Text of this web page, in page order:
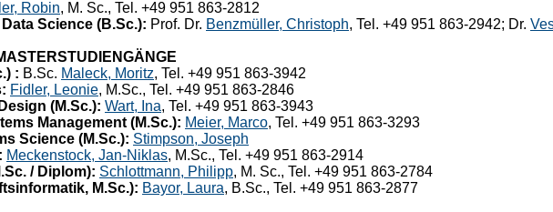
Robin, M. Sc., Tel. +49 951 863-2812
Science (B.Sc.): Prof. Dr. Benzmüller, Christoph, Tel. +49 951 863-2942; Dr.
: B.Sc. Maleck, Moritz, Tel. +49 951 863-3942
Fidler, Leonie, M.Sc., Tel. +49 951 863-2846
(M.Sc.): Wart, Ina, Tel. +49 951 863-3943
Management (M.Sc.): Meier, Marco, Tel. +49 951 863-3293
Science (M.Sc.): Stimpson, Joseph
Meckenstock, Jan-Niklas, M.Sc., Tel. +49 951 863-2914
/ Diplom): Schlottmann, Philipp, M. Sc., Tel. +49 951 863-2784
M.Sc.): Bayor, Laura, B.Sc., Tel. +49 951 863-2877